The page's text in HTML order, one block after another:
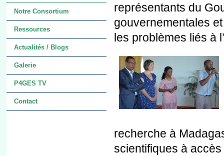
Notre Consortium
Ressources
Actualités / Blogs
Galerie
P4GES TV
Contact
représentants du
gouvernementales
les problèmes liés à
recherche à
scientifiques à